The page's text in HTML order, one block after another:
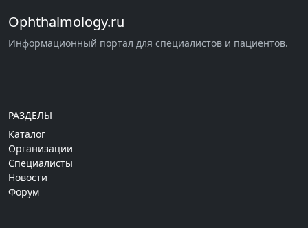
Ophthalmology.ru
Информационный портал для специалистов и пациентов.
РАЗДЕЛЫ
Каталог
Организации
Специалисты
Новости
Форум